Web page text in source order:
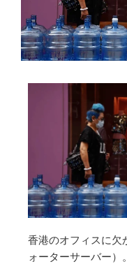
香港のオフィスに欠
ォーターサーバー）